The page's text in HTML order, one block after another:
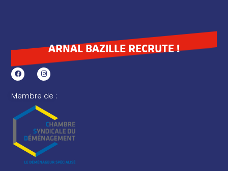
ARNAL BAZILLE RECRUTE !
Membre de :